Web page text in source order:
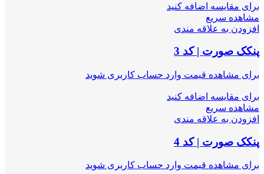
برای مقایسه اضافه کنید
مشاهده سریع
افزودن به علاقه مندی
پنکک صورت | کد 3
برای مشاهده قیمت وارد حساب کاربری شوید
برای مقایسه اضافه کنید
مشاهده سریع
افزودن به علاقه مندی
پنکک صورت | کد 4
برای مشاهده قیمت وارد حساب کاربری شوید